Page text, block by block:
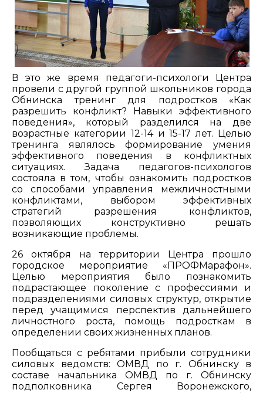
В это же время педагоги-психологи Центра
провели с другой группой школьников города
Обнинска тренинг для подростков «Как
разрешить конфликт? Навыки эффективного
поведения», который разделился на две
возрастные категории 12-14 и 15-17 лет. Целью
тренинга являлось формирование умения
эффективного поведения в конфликтных
ситуациях. Задача педагогов-психологов
состояла в том, чтобы ознакомить подростков
со способами управления межличностными
конфликтами, выбором эффективных
стратегий разрешения конфликтов,
позволяющих конструктивно решать
возникающие проблемы.
26 октября на территории Центра прошло
городское мероприятие «ПРОФМарафон».
Целью мероприятия было познакомить
подрастающее поколение с профессиями и
подразделениями силовых структур, открытие
перед учащимися перспектив дальнейшего
личностного роста, помощь подросткам в
определении своих жизненных планов.
Пообщаться с ребятами прибыли сотрудники
силовых ведомств: ОМВД по г. Обнинску в
составе начальника ОМВД по г. Обнинску
подполковника Сергея Воронежского,